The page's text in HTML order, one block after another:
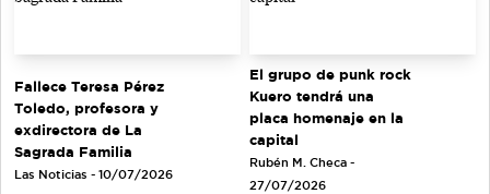
Fallece Teresa Pérez
Toledo, profesora y
exdirectora de La
Sagrada Familia
Las Noticias - 10/07/2026
El grupo de punk rock
Kuero tendrá una
placa homenaje en la
capital
Rubén M. Checa -
27/07/2026